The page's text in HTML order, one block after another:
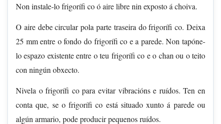
Non instale-lo frigorífi co ó aire libre nin exposto á choiva.
O aire debe circular pola parte traseira do frigorífi co. Deixa
25 mm entre o fondo do frigorífi co e a parede. Non tapóne-
lo espazo existente entre o teu frigorífi co e o chan ou o teito
con ningún obxecto.
Nivela o frigorífi co para evitar vibracións e ruídos. Ten en
conta que, se o frigorífi co está situado xunto á parede ou
algún armario, pode producir pequenos ruídos.